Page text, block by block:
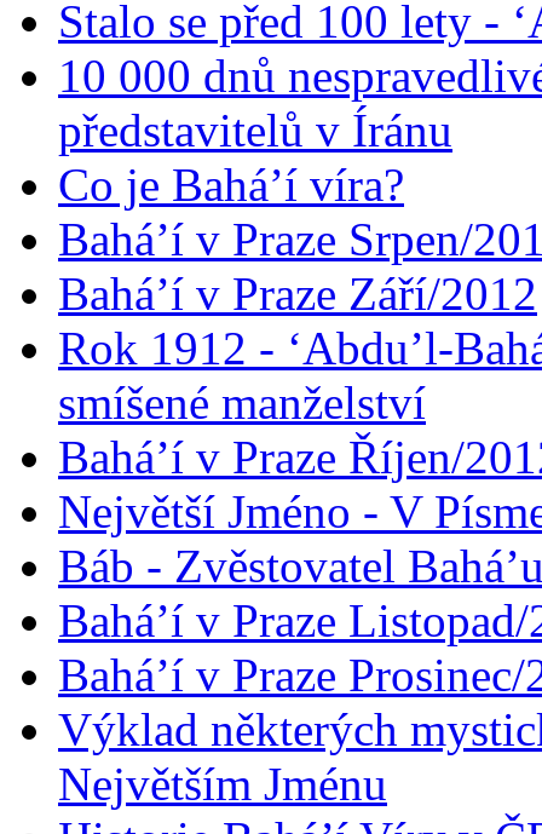
Stalo se před 100 lety -
10 000 dnů
představitelů v Íránu
Co je Bahá’í víra?
Bahá’í v Praze Srpen/
Bahá’í v Praze Září/2012
Rok 1912 - ‘Abdu’l-
smíšené manželství
Bahá’í v Praze Říjen/
Největší Jméno - V
Báb - Zvěstovatel
Bahá’í v Praze
Bahá’í v Praze Prosinec/
Výklad některých
Největším Jménu